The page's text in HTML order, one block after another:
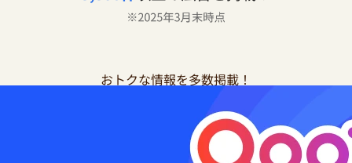
おトクな情報を多数掲載！